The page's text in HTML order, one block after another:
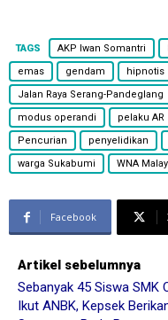
TAGS AKP Iwan Somantri
emas
gendam hipnotis
Jalan Raya Serang-Pandeglang
modus operandi
pelaku AR
Pencurian
penyelidikan
warga Sukabumi
WNA
Facebook
Artikel sebelumnya
Sebanyak 45 Siswa SMK
Ikut ANBK, Kepsek